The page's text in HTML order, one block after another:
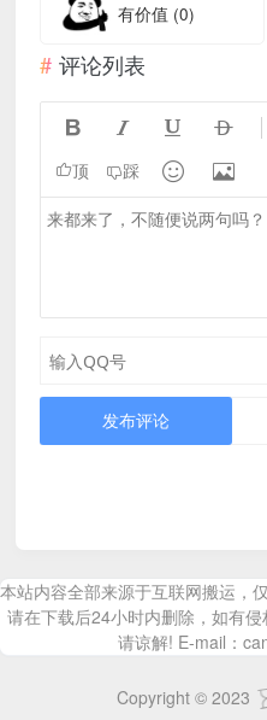
有价值 (0)
评论列表
   
顶 踩  
发布评论
本站内容全部来源于互联网搬运，
请在下载后24小时内删除，如有
请谅解! E-mail：
Copyright © 2023